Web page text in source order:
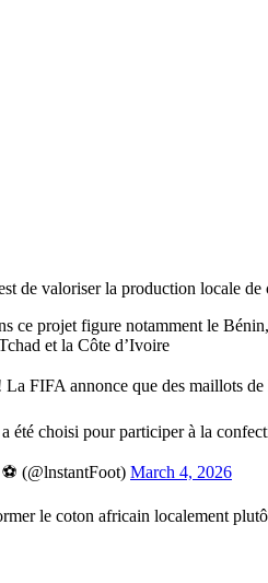
de valoriser la production locale
ce projet figure notamment le
et la Côte d’Ivoire
FIFA annonce que des maillots
choisi pour participer à la
(@lnstantFoot) March 4, 2026
le coton africain localement